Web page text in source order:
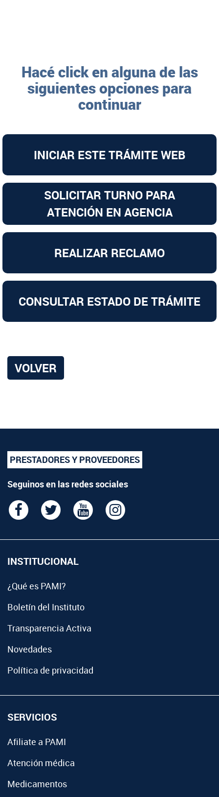
Hacé click en alguna de las
siguientes opciones para
continuar
INICIAR ESTE TRÁMITE WEB
REALIZAR RECLAMO
CONSULTAR ESTADO DE TRÁMITE
VOLVER
PRESTADORES Y PROVEEDORES
Seguinos en las redes sociales
INSTITUCIONAL
¿Qué es PAMI?
Boletín del Instituto
Transparencia Activa
Novedades
Política de privacidad
SERVICIOS
Afiliate a PAMI
Atención médica
Medicamentos